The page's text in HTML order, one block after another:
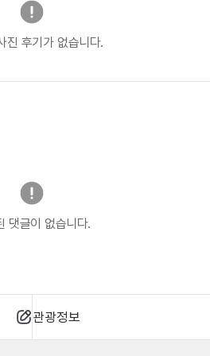
진 후기가 없습니다.
댓글이 없습니다.
관광정보